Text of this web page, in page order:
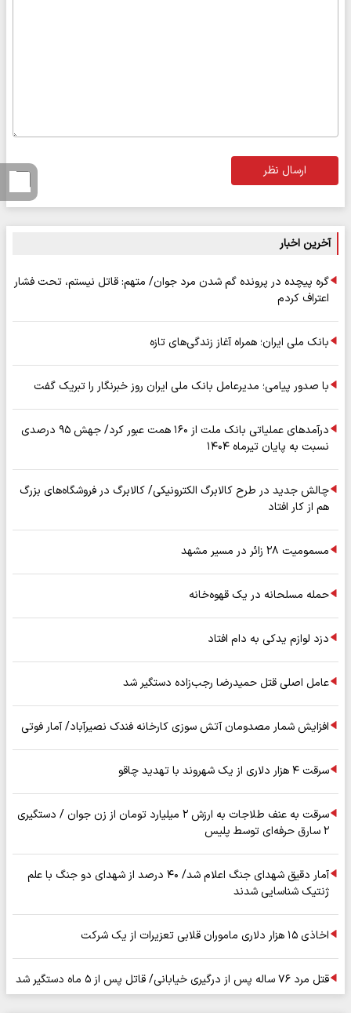
ارسال نظر
آخرین اخبار
گره پیچده در پرونده گم شدن مرد جوان/ متهم: قاتل نیستم، تحت فشار
اعتراف کردم
بانک ملی ایران؛ همراه آغاز زندگی‌های تازه
با صدور پیامی؛ مدیرعامل بانک ملی ایران روز خبرنگار را تبریک گفت
درآمدهای عملیاتی بانک ملت از ۱۶۰ همت عبور کرد/ جهش ۹۵ درصدی
نسبت به پایان تیرماه ۱۴۰۴
چالش جدید در طرح کالابرگ الکترونیکی/ کالابرگ در فروشگاه‌های بزرگ
هم از کار افتاد
مسمومیت ۲۸ زائر در مسیر مشهد
حمله مسلحانه در یک قهوه‌خانه
دزد لوازم یدکی به دام افتاد
عامل اصلی قتل حمیدرضا رجب‌زاده دستگیر شد
افزایش شمار مصدومان آتش سوزی کارخانه فندک نصیرآباد/ آمار فوتی
سرقت ۴ هزار دلاری از یک شهروند با تهدید چاقو
سرقت به عنف طلاجات به ارزش ۲ میلیارد تومان از زن جوان / دستگیری
۲ سارق حرفه‌ای توسط پلیس
آمار دقیق شهدای جنگ اعلام شد/ ۴۰ درصد از شهدای دو جنگ با علم
ژنتیک شناسایی شدند
اخاذی ۱۵ هزار دلاری ماموران قلابی تعزیرات از یک شرکت
قتل مرد ۷۶ ساله پس از درگیری خیابانی/ قاتل پس از ۵ ماه دستگیر شد